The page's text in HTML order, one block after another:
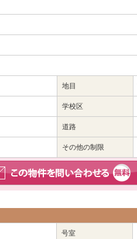
地目
学校区
道路
その他の制限
号室